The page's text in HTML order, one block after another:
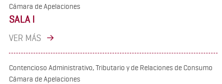
Cámara de Apelaciones
SALA I
VER MÁS
Contencioso Administrativo, Tributario y de Relaciones de Consumo
Cámara de Apelaciones